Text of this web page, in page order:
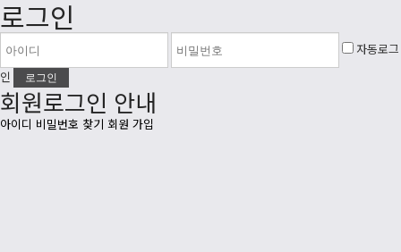
로그인
자동로그
인
회원로그인 안내
아이디 비밀번호 찾기 회원 가입